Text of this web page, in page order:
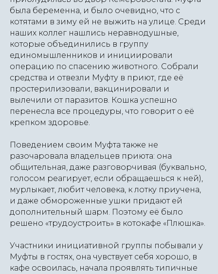
была беременна, и было очевидно, что с
котятами в зиму ей не выжить на улице. Среди
наших коллег нашлись неравнодушные,
которые объединились в группу
единомышленников и инициировали
операцию по спасению животного. Собрали
средства и отвезли Муфту в приют, где её
простерилизовали, вакцинировали и
вылечили от паразитов. Кошка успешно
перенесла все процедуры, что говорит о её
крепком здоровье.
Поведением своим Муфта также не
разочаровала владельцев приюта: она
общительная, даже разговорчивая (буквально,
голосом реагирует, если обращаешься к ней),
мурлыкает, любит человека, к лотку приучена,
и даже обмороженные ушки придают ей
дополнительный шарм. Поэтому её было
решено «трудоустроить» в котокафе «Плюшка».
Участники инициативной группы побывали у
Муфты в гостях, она чувствует себя хорошо, в
кафе освоилась, начала проявлять типичные